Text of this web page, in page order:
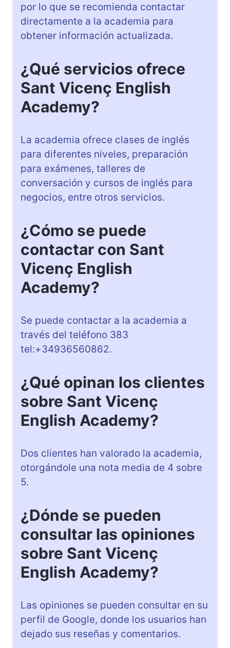
por lo que se recomienda contactar
directamente a la academia para
obtener información actualizada.
¿Qué servicios ofrece
Sant Vicenç English
Academy?
La academia ofrece clases de inglés
para diferentes niveles, preparación
para exámenes, talleres de
conversación y cursos de inglés para
negocios, entre otros servicios.
¿Cómo se puede
contactar con Sant
Vicenç English
Academy?
Se puede contactar a la academia a
través del teléfono 383
tel:+34936560862.
¿Qué opinan los clientes
sobre Sant Vicenç
English Academy?
Dos clientes han valorado la academia,
otorgándole una nota media de 4 sobre
5.
¿Dónde se pueden
consultar las opiniones
sobre Sant Vicenç
English Academy?
Las opiniones se pueden consultar en su
perfil de Google, donde los usuarios han
dejado sus reseñas y comentarios.